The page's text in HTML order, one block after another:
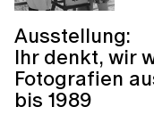
Ausstellung:
Ihr denkt, wir
Fotografien
bis 1989